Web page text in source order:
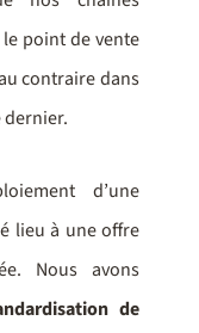
point de vente
contraire dans
dernier.
d’une
lieu à une offre
Nous avons
de